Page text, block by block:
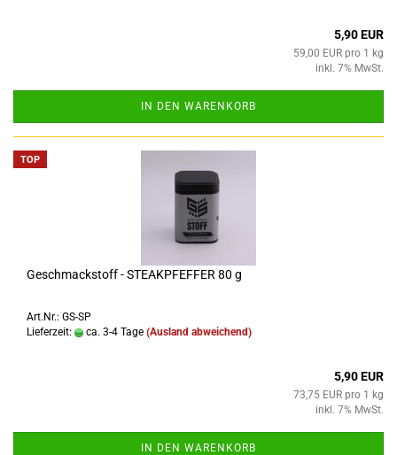
5,90 EUR
59,00 EUR pro 1 kg
inkl. 7% MwSt.
IN DEN WARENKORB
TOP
Geschmackstoff - STEAKPFEFFER 80 g
Art.Nr.: GS-SP
Lieferzeit:
ca. 3-4 Tage (Ausland abweichend)
5,90 EUR
73,75 EUR pro 1 kg
inkl. 7% MwSt.
IN DEN WARENKORB